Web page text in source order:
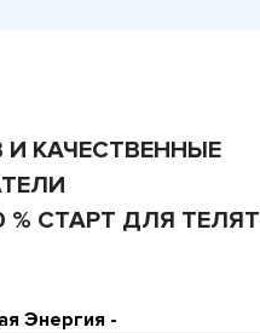
И КАЧЕСТВЕННЫЕ
% СТАРТ ДЛЯ ТЕЛЯТ
Энергия -